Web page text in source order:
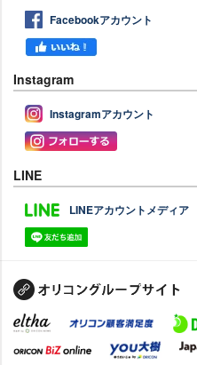
Facebookアカウント
Instagram
Instagramアカウント
LINE
LINEアカウントメディア